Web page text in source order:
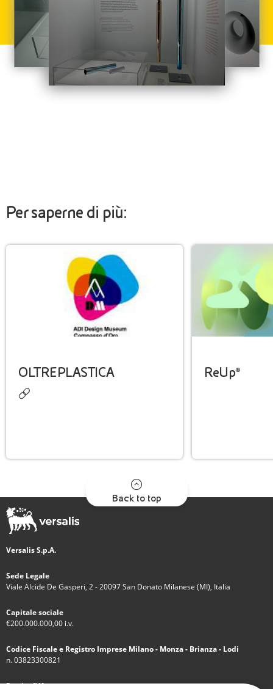
Per saperne di più:
OLTREPLASTICA ReUp®
Back to top
Versalis S.p.A.
Sede Legale
Viale Alcide De Gasperi, 2 - 20097 San Donato Milanese (MI), Italia
Capitale sociale
€200.000.000,00 i.v.
Codice Fiscale e Registro Imprese Milano - Monza - Brianza - Lodi
n. 03823300821
Partita IVA